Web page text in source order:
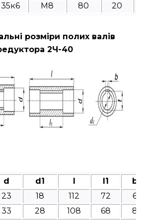
35к6 M8 80 20
розміри полих валів
2Ч-40
d d1 l l1
b
23 18 112 72
6
33 28 108 68
8